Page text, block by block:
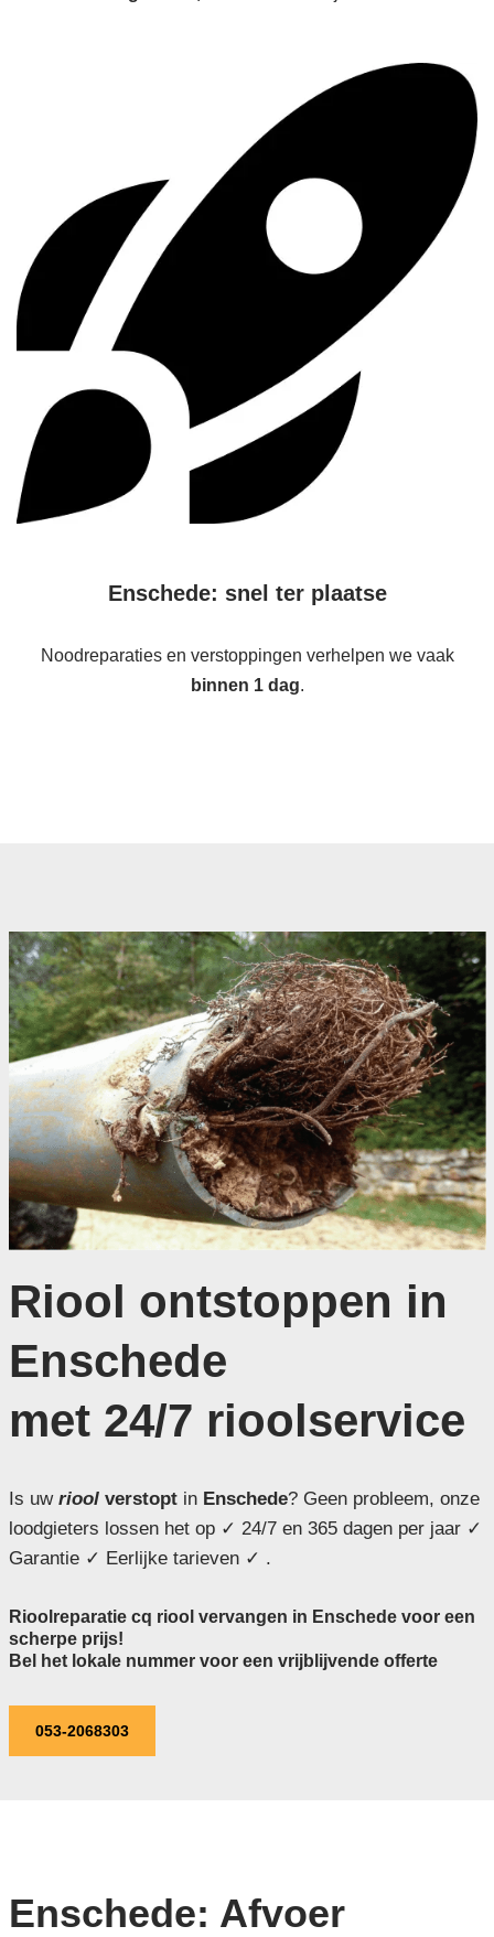
Enschede: snel ter plaatse
Noodreparaties en verstoppingen verhelpen we vaak
binnen 1 dag.
Riool ontstoppen in
Enschede
met 24/7 rioolservice
Is uw rioolverstoptin Enschede? Geen probleem, onze
loodgieters lossen het op ✓ 24/7 en 365 dagen per jaar ✓
Garantie ✓ Eerlijke tarieven ✓ .
Rioolreparatie cq riool vervangen in Enschede voor een
scherpe prijs!
Bel het lokale nummer voor een vrijblijvende offerte
053-2068303
Enschede: Afvoer